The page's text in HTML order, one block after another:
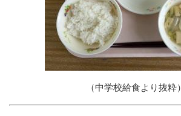
（中学校給食より抜粋）